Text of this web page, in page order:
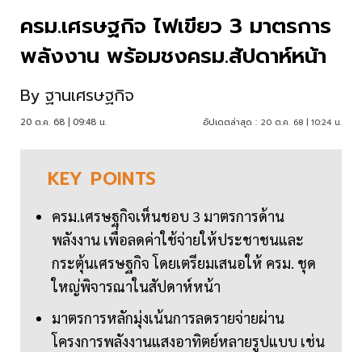
ครม.เศรษฐกิจ ไฟเขียว 3 มาตรการ
พลังงาน พร้อมชงครม.สัปดาห์หน้า
By ฐานเศรษฐกิจ
20 ต.ค. 68 | 09:48 น. อัปเดตล่าสุด : 20 ต.ค. 68 | 10:24 น.
KEY POINTS
ครม.เศรษฐกิจเห็นชอบ 3 มาตรการด้าน
พลังงาน เพื่อลดค่าใช้จ่ายให้ประชาชนและ
กระตุ้นเศรษฐกิจ โดยเตรียมเสนอให้ ครม. ชุด
ใหญ่พิจารณาในสัปดาห์หน้า
มาตรการหลักมุ่งเน้นการลดรายจ่ายผ่าน
โครงการพลังงานแสงอาทิตย์หลายรูปแบบ เช่น